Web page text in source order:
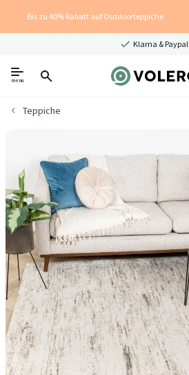
Bis zu 40% Rabatt auf Outdoorteppiche
Klarna & Paypal
menu
Teppiche